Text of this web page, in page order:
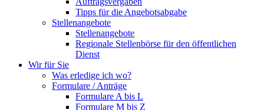
Tipps für die Angebotsabgabe
Stellenangebote
Stellenangebote
Regionale Stellenbörse für den öffentlichen
Dienst
Wir für Sie
Was erledige ich wo?
Formulare / Anträge
Formulare A bis L
Formulare M bis Z